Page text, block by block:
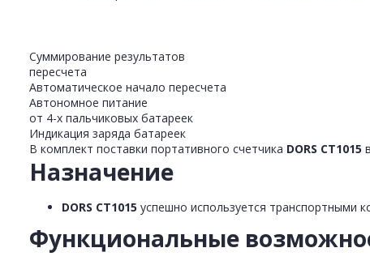
Суммирование результатов
пересчета
Автоматическое начало пересчета
Автономное питание
от 4-х пальчиковых батареек
Индикация заряда батареек
В комплект поставки портативного счетчика DORS CT1015
Назначение
DORS CT1015 успешно используется транспортными
Функциональные